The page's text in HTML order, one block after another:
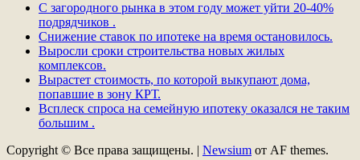
С загородного рынка в этом году может уйти 20-40%
подрядчиков .
Снижение ставок по ипотеке на время остановилось.
Выросли сроки строительства новых жилых
комплексов.
Вырастет стоимость, по которой выкупают дома,
попавшие в зону КРТ.
Всплеск спроса на семейную ипотеку оказался не таким
большим .
Copyright © Все права защищены. | Newsium от AF themes.